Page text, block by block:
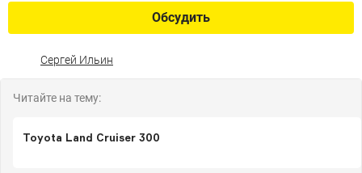
Обсудить
Сергей Ильин
Читайте на тему:
Toyota Land Cruiser 300